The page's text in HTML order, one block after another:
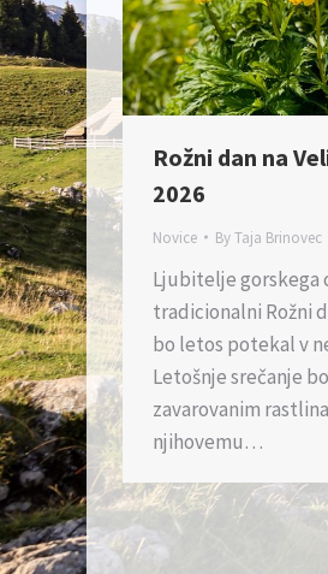
Rožni dan na
2026
Novice ByTaja Brinovec
Ljubitelje gorskega
tradicionalni Rožni
bo letos potekal v
Letošnje srečanje
zavarovanim
njihovemu…